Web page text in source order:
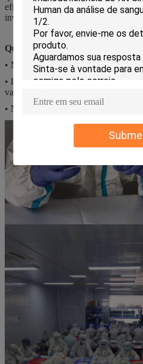
eficaz. Se a linha do QC não
inválido.
Que armazenamento
• Mantenha longe da luz solar direta,
• Loja em 36 ~ 86 º F (4 ~ 30 º C)
validade.
• NÃO SE CONGELE.